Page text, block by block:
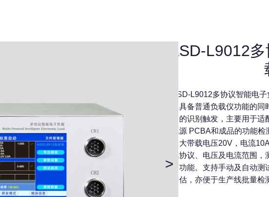
>
ASD-L9012
ASD-L9012多协议智能电
在具备普通负载仪功能的
议的识别触发，主要用于
电源 PCBA和成品的功能
最大带载电压20V，电流
充协议、电压及电流范围
等功能。支持手动及自动测
评估，亦便于生产线批量检